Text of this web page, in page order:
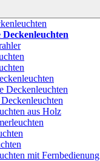
Deckenleuchten
aus Holz
mit Fernbedienung